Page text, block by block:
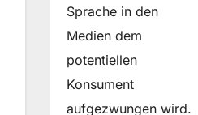
Sprache in den
Medien dem
potentiellen
Konsument
aufgezwungen wird.